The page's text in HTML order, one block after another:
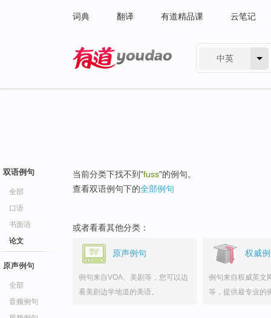
词典 翻译 有道精品课 云笔记
中英
双语例句
全部
口语
书面语
论文
原声例句
全部
音频例句
当前分类下找不到"fuss"的例句。
查看双语例句下的全部例句
或者看看其他分类：
原声例句
例句来自VOA、美剧等，您可以边
看美剧边学地道的美语。
权威
例句来自权威英文
等，提供最专业的